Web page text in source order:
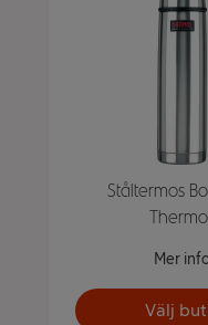
Ståltermos
Mer
Välj